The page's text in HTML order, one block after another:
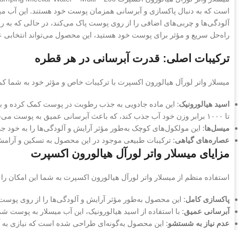
است که به دنبال پاکسازی و آبرسانی همزمان پوست خود هستند. این آب
آلودگی‌ها و چربی‌های اضافی را از روی پوست پاک می‌کند، در حالی که
راه‌حل سریع و مؤثر برای پوست خود هستید، این محصول می‌تواند انتخابی
ترکیبات اصلی: قدرت آبرسانی در هر قطره
میسلار واتر لورآل هیالورون اکسپرت با ترکیبات خاص و مؤثر خود به شما
اسید هیالورونیک: این ماده جادویی به جذب رطوبت در پوست کمک کرده و
تا ۱۰۰۰ برابر وزن خود آب جذب کند، که باعث آبرسانی عمیق به پوست می‌شود.
میسل‌ها: این مولکول‌های کوچک به‌طور مؤثر آرایش و آلودگی‌ها را به
عصاره‌های گیاهی: ترکیبات طبیعی موجود در این محصول به تسکین و
مزایای میسلار واتر لورآل هیالورون اکسپرت
استفاده منظم از میسلار واتر لورآل هیالورون اکسپرت به شما این امکان
پاکسازی کامل: این محصول به‌طور مؤثر آرایش و آلودگی‌ها را از روی
آبرسانی عمیق: با استفاده از اسید هیالورونیک، این آب میسلار به
عدم نیاز به شستشو: این محصول به‌گونه‌ای طراحی شده است که نیازی به